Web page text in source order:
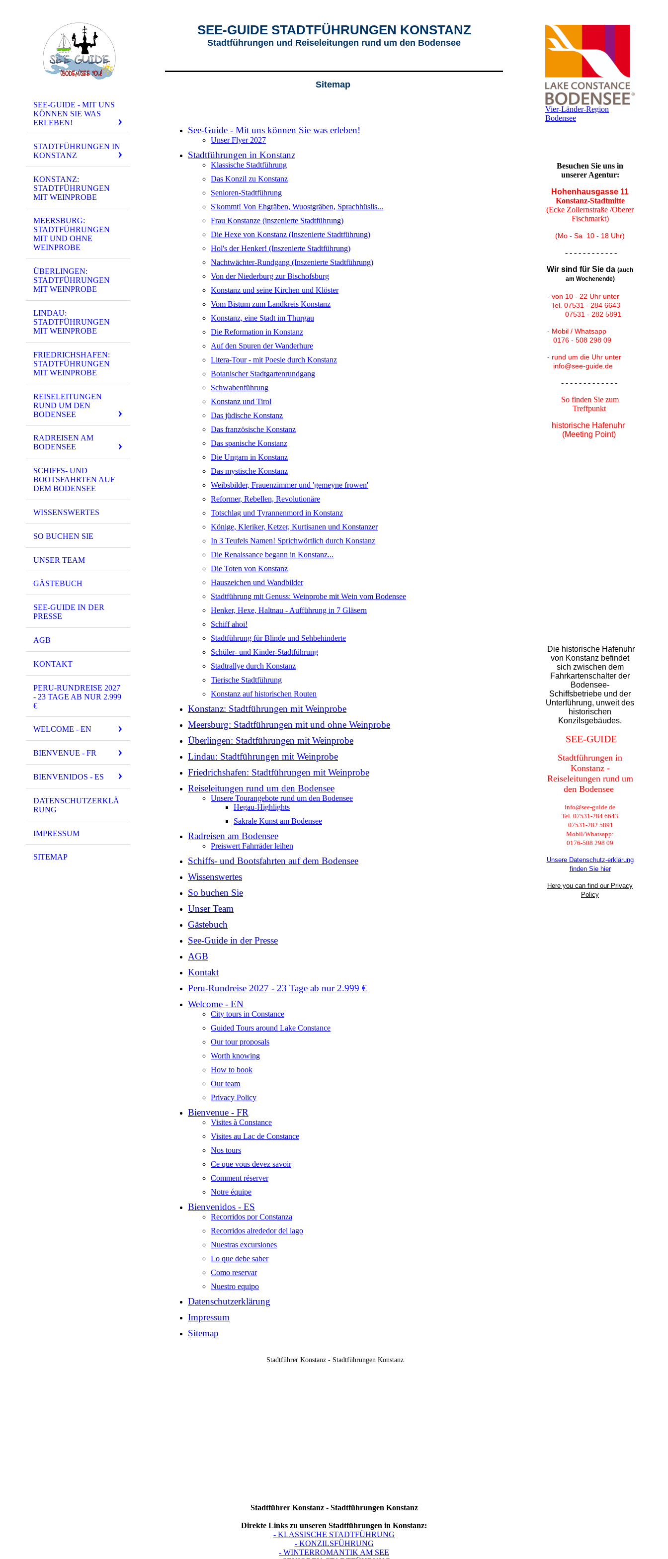
SEE-GUIDE - MIT UNS
KÖNNEN SIE WAS
ERLEBEN!
STADTFÜHRUNGEN IN
KONSTANZ
KONSTANZ:
STADTFÜHRUNGEN
MIT WEINPROBE
MEERSBURG:
STADTFÜHRUNGEN
MIT UND OHNE
WEINPROBE
ÜBERLINGEN:
STADTFÜHRUNGEN
MIT WEINPROBE
LINDAU:
STADTFÜHRUNGEN
MIT WEINPROBE
FRIEDRICHSHAFEN:
STADTFÜHRUNGEN
MIT WEINPROBE
REISELEITUNGEN
RUND UM DEN
BODENSEE
RADREISEN AM
BODENSEE
SCHIFFS- UND
BOOTSFAHRTEN AUF
DEM BODENSEE
WISSENSWERTES
SO BUCHEN SIE
UNSER TEAM
GÄSTEBUCH
SEE-GUIDE IN DER
PRESSE
AGB
KONTAKT
PERU-RUNDREISE 2027
- 23 TAGE AB NUR 2.999
€
WELCOME - EN
BIENVENUE - FR
BIENVENIDOS - ES
DATENSCHUTZERKLÄ
RUNG
IMPRESSUM
SITEMAP
SEE-GUIDE STADTFÜHRUNGEN KONSTANZ
Stadtführungen und Reiseleitungen rund um den Bodensee
Sitemap
See-Guide - Mit uns können Sie was erleben!
Unser Flyer 2027
Stadtführungen in Konstanz
Klassische Stadtführung
Das Konzil zu Konstanz
Senioren-Stadtführung
S'kommt! Von Ehgräben, Wuostgräben, Sprachhüslis...
Frau Konstanze (inszenierte Stadtführung)
Die Hexe von Konstanz (Inszenierte Stadtführung)
Hol's der Henker! (Inszenierte Stadtführung)
Nachtwächter-Rundgang (Inszenierte Stadtführung)
Von der Niederburg zur Bischofsburg
Konstanz und seine Kirchen und Klöster
Vom Bistum zum Landkreis Konstanz
Konstanz, eine Stadt im Thurgau
Die Reformation in Konstanz
Auf den Spuren der Wanderhure
Litera-Tour - mit Poesie durch Konstanz
Botanischer Stadtgartenrundgang
Schwabenführung
Konstanz und Tirol
Das jüdische Konstanz
Das französische Konstanz
Das spanische Konstanz
Die Ungarn in Konstanz
Das mystische Konstanz
Weibsbilder, Frauenzimmer und 'gemeyne frowen'
Reformer, Rebellen, Revolutionäre
Totschlag und Tyrannenmord in Konstanz
Könige, Kleriker, Ketzer, Kurtisanen und Konstanzer
In 3 Teufels Namen! Sprichwörtlich durch Konstanz
Die Renaissance begann in Konstanz...
Die Toten von Konstanz
Hauszeichen und Wandbilder
Stadtführung mit Genuss: Weinprobe mit Wein vom Bodensee
Henker, Hexe, Haltnau - Aufführung in 7 Gläsern
Schiff ahoi!
Stadtführung für Blinde und Sehbehinderte
Schüler- und Kinder-Stadtführung
Stadtrallye durch Konstanz
Tierische Stadtführung
Konstanz auf historischen Routen
Konstanz: Stadtführungen mit Weinprobe
Meersburg: Stadtführungen mit und ohne Weinprobe
Überlingen: Stadtführungen mit Weinprobe
Lindau: Stadtführungen mit Weinprobe
Friedrichshafen: Stadtführungen mit Weinprobe
Reiseleitungen rund um den Bodensee
Unsere Tourangebote rund um den Bodensee
Hegau-Highlights
Sakrale Kunst am Bodensee
Radreisen am Bodensee
Preiswert Fahrräder leihen
Schiffs- und Bootsfahrten auf dem Bodensee
Wissenswertes
So buchen Sie
Unser Team
Gästebuch
See-Guide in der Presse
AGB
Kontakt
Peru-Rundreise 2027 - 23 Tage ab nur 2.999 €
Welcome - EN
City tours in Constance
Guided Tours around Lake Constance
Our tour proposals
Worth knowing
How to book
Our team
Privacy Policy
Bienvenue - FR
Visites à Constance
Visites au Lac de Constance
Nos tours
Ce que vous devez savoir
Comment réserver
Notre équipe
Bienvenidos - ES
Recorridos por Constanza
Recorridos alrededor del lago
Nuestras excursiones
Lo que debe saber
Como reservar
Nuestro equipo
Datenschutzerklärung
Impressum
Sitemap
Stadtführer Konstanz - Stadtführungen Konstanz
Vier-Länder-Region
Bodensee
Besuchen Sie uns in
unserer Agentur:
Hohenhausgasse 11
Konstanz-Stadtmitte
(Ecke Zollernstraße /Oberer
Fischmarkt)
(Mo - Sa 10 - 18 Uhr)
- - - - - - - - - - - -
Wir sind für Sie da (auch
am Wochenende)
- von 10 - 22 Uhr unter
Tel. 07531 - 284 6643
07531 - 282 5891
- Mobil / Whatsapp
0176 - 508 298 09
- rund um die Uhr unter
info@see-guide.de
- - - - - - - - - - - - -
So finden Sie zum
Treffpunkt
historische Hafenuhr
(Meeting Point)
Die historische Hafenuhr
von Konstanz befindet
sich zwischen dem
Fahrkartenschalter der
Bodensee-
Schiffsbetriebe und der
Unterführung, unweit des
historischen
Konzilsgebäudes.
SEE-GUIDE
Stadtführungen in
Konstanz -
Reiseleitungen rund um
den Bodensee
info@see-guide.de
Tel. 07531-284 6643
07531-282 5891
Mobil/Whatsapp:
0176-508 298 09
Unsere Datenschutz-erklärung
finden Sie hier
Here you can find our Privacy
Policy
Stadtführer Konstanz - Stadtführungen Konstanz
Direkte Links zu unseren Stadtführungen in Konstanz:
- KLASSISCHE STADTFÜHRUNG
- KONZILSFÜHRUNG
- WINTERROMANTIK AM SEE